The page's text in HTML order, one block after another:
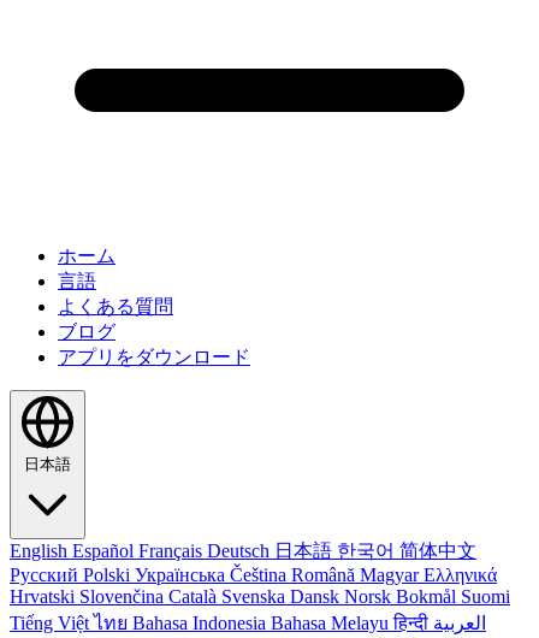
ホーム
言語
よくある質問
ブログ
アプリをダウンロード
日本語
English Español Français Deutsch 日本語 한국어 简体中文
Русский Polski Українська Čeština Română MagyarΕλληνικά
Hrvatski Slovenčina Català Svenska Dansk Norsk Bokmål Suomi
Tiếng Việtไทย Bahasa Indonesia Bahasa Melayuहिन्दी العربية